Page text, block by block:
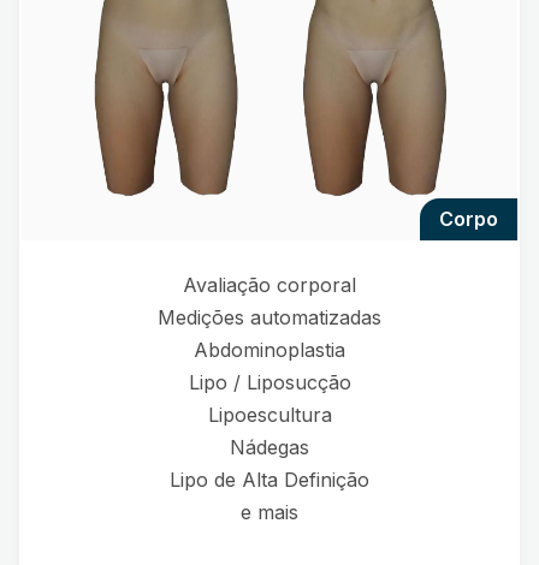
corpo
Avaliação corporal
Medições automatizadas
Abdominoplastia
Lipo / Liposucção
Lipoescultura
Nádegas
Lipo de Alta Definição
e mais